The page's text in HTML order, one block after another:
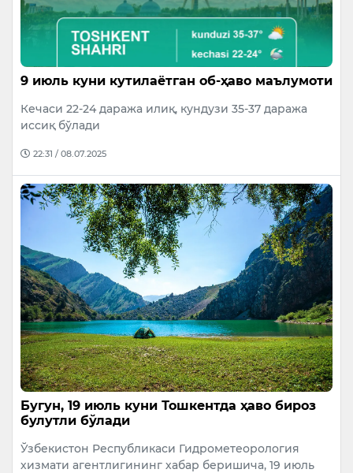
9 июль куни кутилаётган об-ҳаво маълумоти
Кечаси 22-24 даража илиқ, кундузи 35-37 даража
иссиқ бўлади
22:31 / 08.07.2025
Бугун, 19 июль куни Тошкентда ҳаво бироз
булутли бўлади
Ўзбекистон Республикаси Гидрометеорология
хизмати агентлигининг хабар беришича, 19 июль